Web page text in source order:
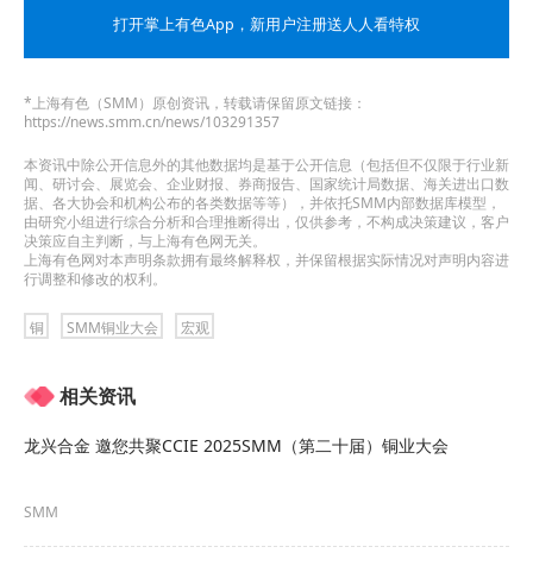
高质量发展的中流砥柱！
爱思信息科技有限公司主办，江西铜业股份有限公
司、鹰潭陆港控股有限公司主赞，山东恒邦冶炼股
份有限公司特邀协办，新煌集团、中条山有色金属
集团有限公司协办的CCIE-2025SMM（第二十届）
铜业大会暨铜产业博览会
书，与会嘉宾共同见证获奖企业的荣耀时刻！
2025年度SMM铜排加工企业杰出供应商十强
打开掌上有色App ，新用户注册送人人看特权
*上海有色（SMM）原创资讯，转载请保留原文链接：
https://news.smm.cn/news/103291357
本资讯中除公开信息外的其他数据均是基于公开信息（包括但不仅限于行业新
闻、研讨会、展览会、企业财报、券商报告、国家统计局数据、海关进出口数
据、各大协会和机构公布的各类数据等等），并依托SMM内部数据库模型，
由研究小组进行综合分析和合理推断得出，仅供参考，不构成决策建议，客户
决策应自主判断，与上海有色网无关。
上海有色网对本声明条款拥有最终解释权，并保留根据实际情况对声明内容进
行调整和修改的权利。
铜 SMM铜业大会 宏观
相关资讯
龙兴合金 邀您共聚CCIE 2025SMM（第二十届）铜业大会
SMM